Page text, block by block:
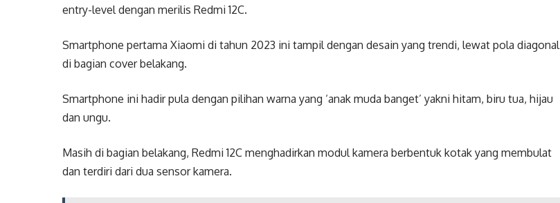
entry-level dengan merilis Redmi 12C.
Smartphone pertama Xiaomi di tahun 2023 ini tampil dengan desain yang trendi, lewat pola diagonal
di bagian cover belakang.
Smartphone ini hadir pula dengan pilihan warna yang ‘anak muda banget’ yakni hitam, biru tua, hijau
dan ungu.
Masih di bagian belakang, Redmi 12C menghadirkan modul kamera berbentuk kotak yang membulat
dan terdiri dari dua sensor kamera.